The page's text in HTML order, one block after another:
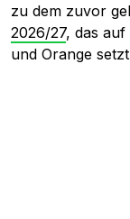
zu dem zuvor
2026/27, das
und Orange